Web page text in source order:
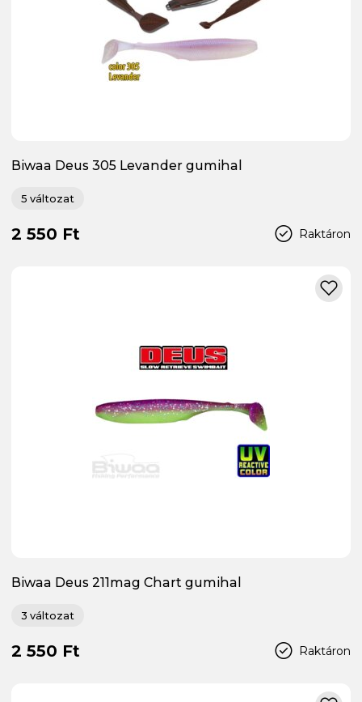
Biwaa Deus 305 Levander gumihal
5 változat
Raktáron
2 550 Ft
Biwaa Deus 211mag Chart gumihal
3 változat
Raktáron
2 550 Ft